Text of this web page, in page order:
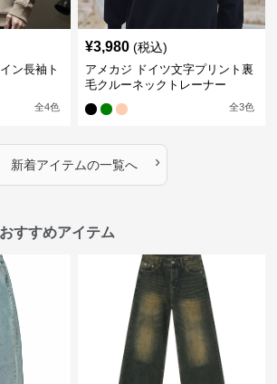
ン長袖ト
全4色
¥3,980 (税込)
アメカジ ドイツ文字プリント裏
毛クルーネックトレーナー
全3色
新着アイテムの一覧へ ›
すすめアイテム